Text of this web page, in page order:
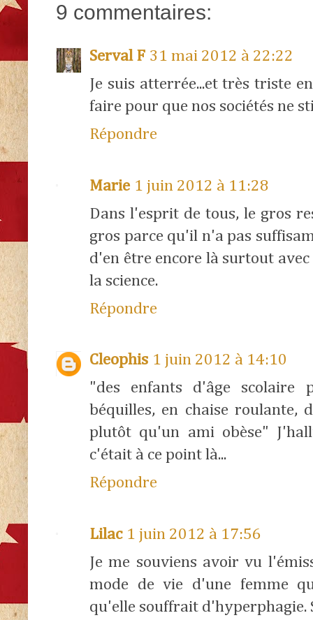
9 commentaires:
Serval F 31 mai 2012 à 22:22
Je suis atterrée...et très triste
faire pour que nos sociétés ne
Répondre
Marie 1 juin 2012 à 11:28
Dans l'esprit de tous, le gros
gros parce qu'il n'a pas
d'en être encore là surtout
la science.
Répondre
Cleophis 1 juin 2012 à 14:10
"des enfants d'âge
béquilles, en chaise roulante,
plutôt qu'un ami obèse"
c'était à ce point là...
Répondre
Lilac 1 juin 2012 à 17:56
Je me souviens avoir vu
mode de vie d'une femme
qu'elle souffrait d'hyperphagie.